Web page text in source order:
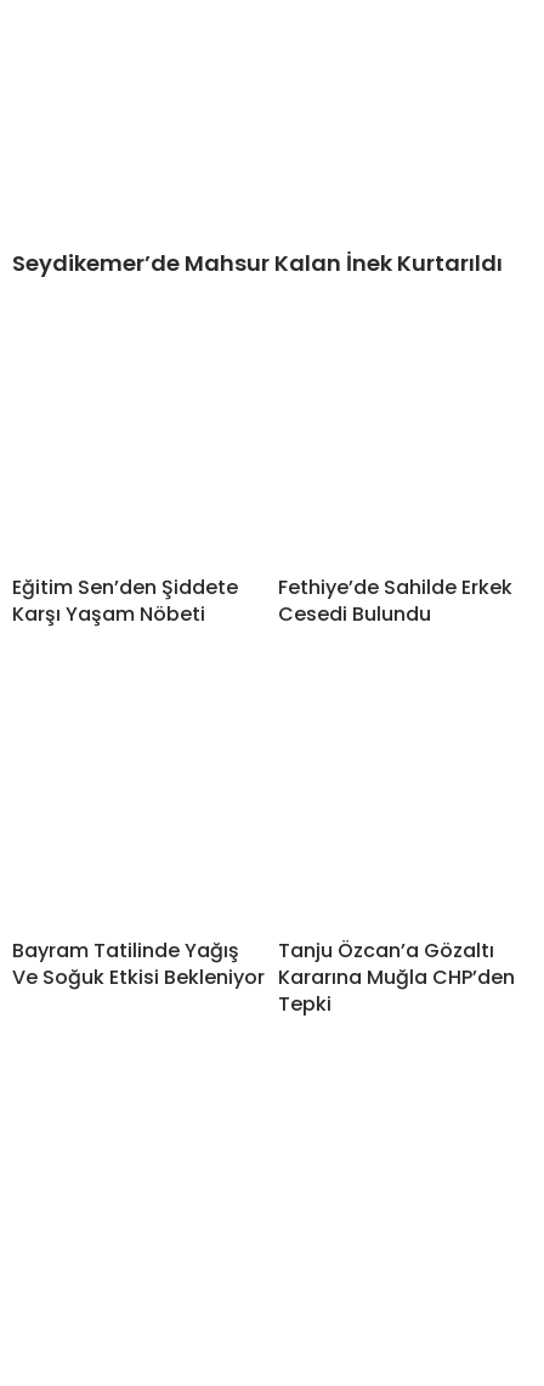
Seydikemer’de Mahsur Kalan İnek Kurtarıldı
Eğitim Sen’den Şiddete
Karşı Yaşam Nöbeti
Fethiye’de Sahilde Erkek
Cesedi Bulundu
Bayram Tatilinde Yağış
Ve Soğuk Etkisi Bekleniyor
Tanju Özcan’a Gözaltı
Kararına Muğla CHP’den
Tepki